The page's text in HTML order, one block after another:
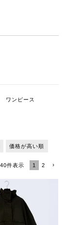
ワンピース
価格が高い順
40件表示 1 2